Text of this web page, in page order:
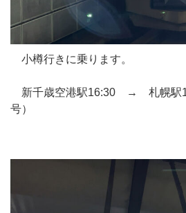
小樽行きに乗ります。
新千歳空港駅16:30 → 札幌駅
号）